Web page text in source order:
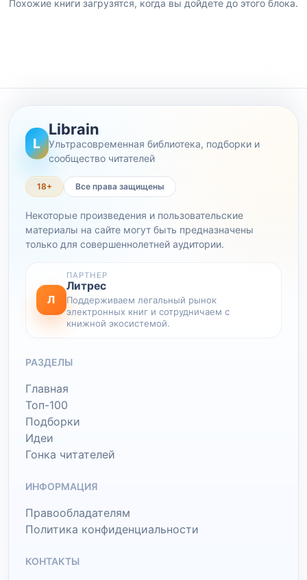
Похожие книги загрузятся, когда вы дойдете до этого блока.
L
Librain
Ультрасовременная библиотека, подборки и
сообщество читателей
18+ Все права защищены
Некоторые произведения и пользовательские
материалы на сайте могут быть предназначены
только для совершеннолетней аудитории.
Л
ПАРТНЕР
Литрес
Поддерживаем легальный рынок
электронных книг и сотрудничаем с
книжной экосистемой.
РАЗДЕЛЫ
Главная
Топ-100
Подборки
Идеи
Гонка читателей
ИНФОРМАЦИЯ
Правообладателям
Политика конфиденциальности
КОНТАКТЫ